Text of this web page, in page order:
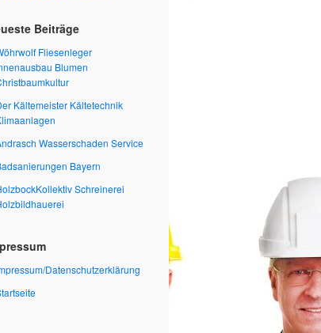
Beiträge
Fliesenleger
Blumen
Kältemeister Kältetechnik
Wasserschaden Service
Bayern
Schreinerei
Datenschutzerklärung